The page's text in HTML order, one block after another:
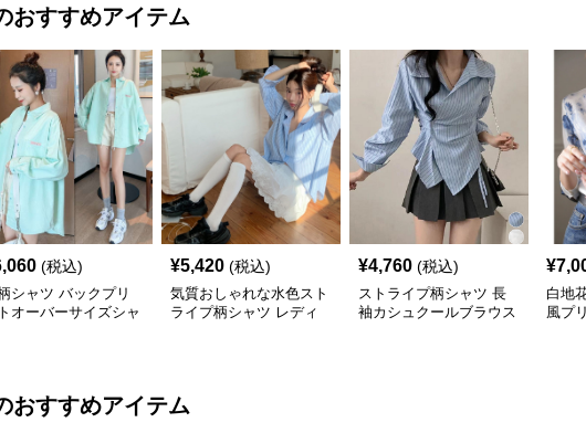
おすすめアイテム
(税込)
シャツ バックプリ
オーバーサイズシャ
¥5,420 (税込)
気質おしゃれな水色スト
ライプ柄シャツ レディ
¥4,760 (税込)
ストライプ柄シャツ 長
袖カシュクールブラウス
¥
白地
風プ
おすすめアイテム